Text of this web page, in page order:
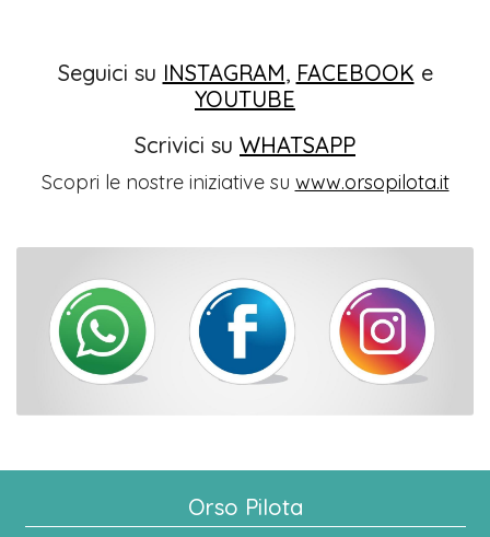
Seguici su INSTAGRAM, FACEBOOK e
YOUTUBE
Scrivici su WHATSAPP
Scopri le nostre iniziative su www.orsopilota.it
Orso Pilota